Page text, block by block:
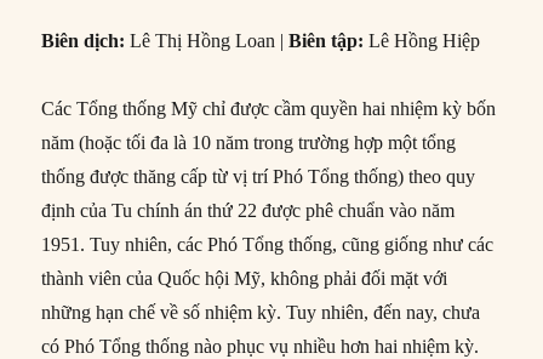
Biên dịch: Lê Thị Hồng Loan |Biên tập: Lê Hồng Hiệp
Các Tổng thống Mỹ chỉ được cầm quyền hai nhiệm kỳ bốn
năm (hoặc tối đa là 10 năm trong trường hợp một tổng
thống được thăng cấp từ vị trí Phó Tổng thống) theo quy
định của Tu chính án thứ 22 được phê chuẩn vào năm
1951. Tuy nhiên, các Phó Tổng thống, cũng giống như các
thành viên của Quốc hội Mỹ, không phải đối mặt với
những hạn chế về số nhiệm kỳ. Tuy nhiên, đến nay, chưa
có Phó Tổng thống nào phục vụ nhiều hơn hai nhiệm kỳ.